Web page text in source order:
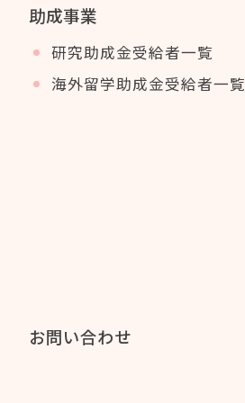
助成事業
研究助成金受給者一覧
海外留学助成金受給者一覧
お問い合わせ